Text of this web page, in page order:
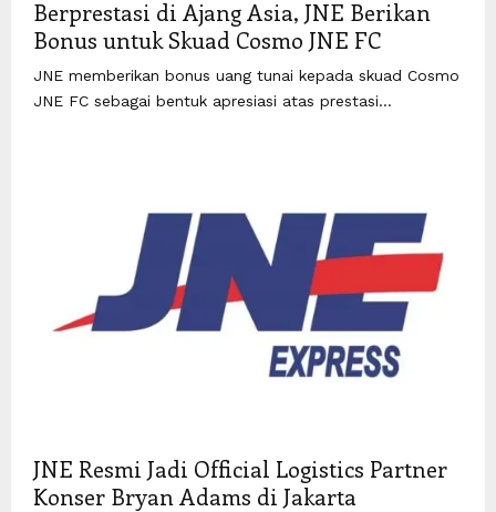
Berprestasi di Ajang Asia, JNE Berikan
Bonus untuk Skuad Cosmo JNE FC
JNE memberikan bonus uang tunai kepada skuad Cosmo
JNE FC sebagai bentuk apresiasi atas prestasi...
JNE Resmi Jadi Official Logistics Partner
Konser Bryan Adams di Jakarta